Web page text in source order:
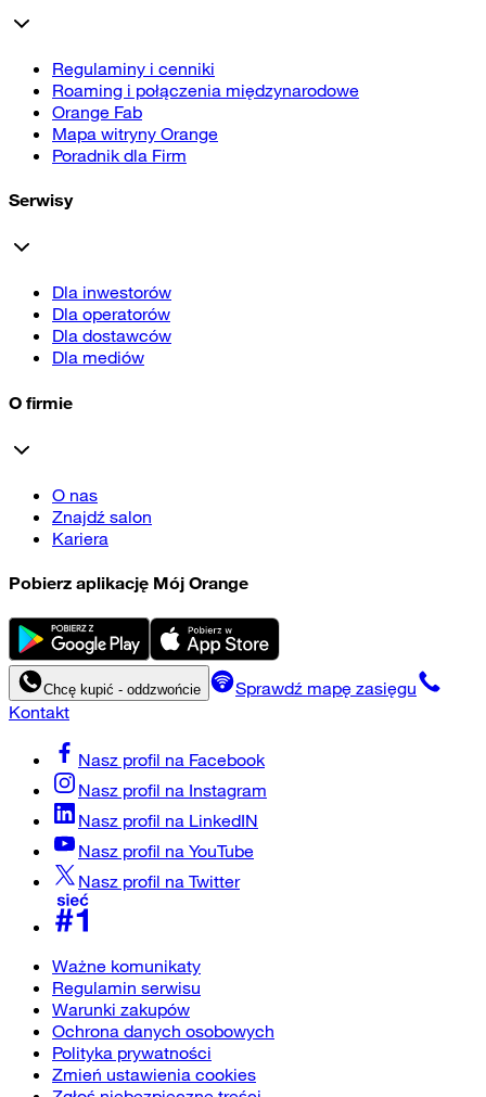
Regulaminy i cenniki
Roaming i połączenia międzynarodowe
Orange Fab
Mapa witryny Orange
Poradnik dla Firm
Serwisy
Dla inwestorów
Dla operatorów
Dla dostawców
Dla mediów
O firmie
O nas
Znajdź salon
Kariera
Pobierz aplikację Mój Orange
Chcę kupić - oddzwońcie
Sprawdź mapę zasięgu
Kontakt
Nasz profil na Facebook
Nasz profil na Instagram
Nasz profil na LinkedIN
Nasz profil na YouTube
Nasz profil na Twitter
Ważne komunikaty
Regulamin serwisu
Warunki zakupów
Ochrona danych osobowych
Polityka prywatności
Zmień ustawienia cookies